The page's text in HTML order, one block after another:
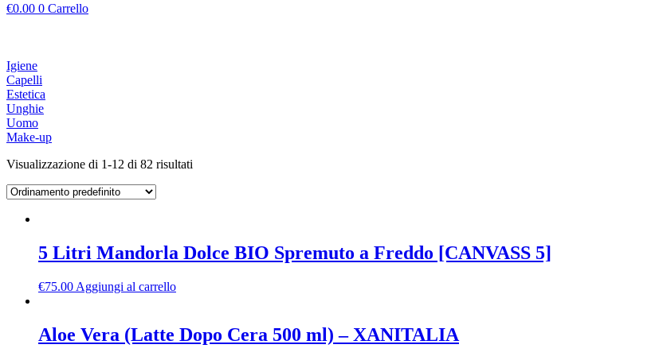
€0.00 0 Carrello
Igiene
Capelli
Estetica
Unghie
Uomo
Make-up
Visualizzazione di 1-12 di 82 risultati
5 Litri Mandorla Dolce BIO Spremuto a Freddo [CANVASS 5]
€75.00 Aggiungi al carrello
Aloe Vera (Latte Dopo Cera 500 ml) – XANITALIA